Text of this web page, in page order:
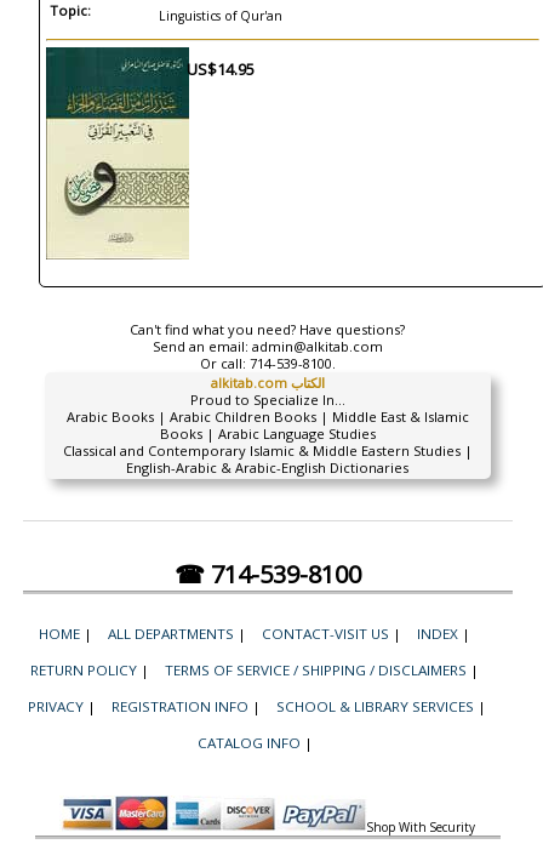
Topic: Linguistics of Qur'an
US$14.95
Can't find what you need? Have questions?
Send an email: admin@alkitab.com
Or call: 714-539-8100.
alkitab.com الكتاب
Proud to Specialize In...
Arabic Books | Arabic Children Books | Middle East & Islamic
Books | Arabic Language Studies
Classical and Contemporary Islamic & Middle Eastern Studies |
English-Arabic & Arabic-English Dictionaries
☎ 714-539-8100
HOME | ALL DEPARTMENTS | CONTACT-VISIT US | INDEX |
RETURN POLICY | TERMS OF SERVICE / SHIPPING / DISCLAIMERS |
PRIVACY | REGISTRATION INFO | SCHOOL & LIBRARY SERVICES |
CATALOG INFO |
Shop With Security